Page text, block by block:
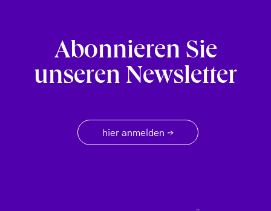
Abonnieren Sie
unseren Newsletter
hier anmelden →